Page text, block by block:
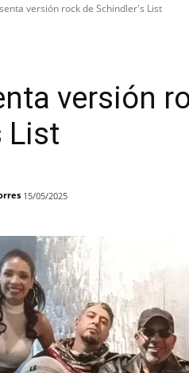
versión rock de Schindler's List
versión
List
15/05/2025